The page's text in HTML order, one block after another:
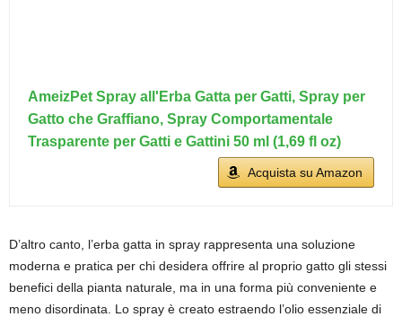
AmeizPet Spray all'Erba Gatta per Gatti, Spray per
Gatto che Graffiano, Spray Comportamentale
Trasparente per Gatti e Gattini 50 ml (1,69 fl oz)
Acquista su Amazon
D’altro canto, l’erba gatta in spray rappresenta una soluzione
moderna e pratica per chi desidera offrire al proprio gatto gli stessi
benefici della pianta naturale, ma in una forma più conveniente e
meno disordinata. Lo spray è creato estraendo l’olio essenziale di